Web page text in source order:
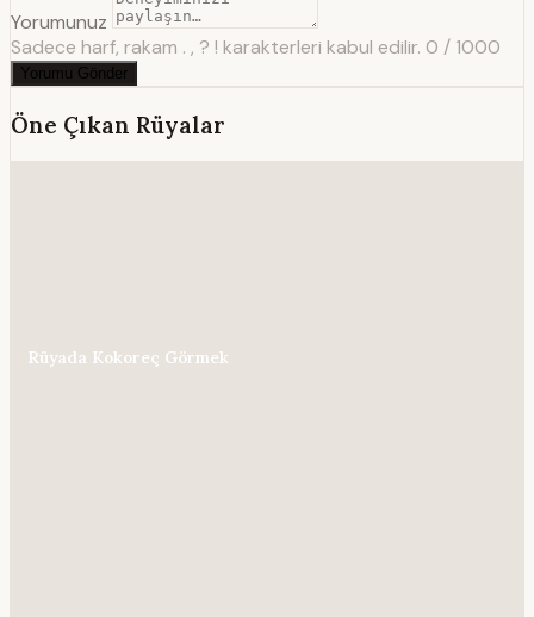
Yorumunuz
Sadece harf, rakam . , ? ! karakterleri kabul edilir. 0 / 1000
Yorumu Gönder
Öne Çıkan Rüyalar
Rüyada Kokoreç Görmek